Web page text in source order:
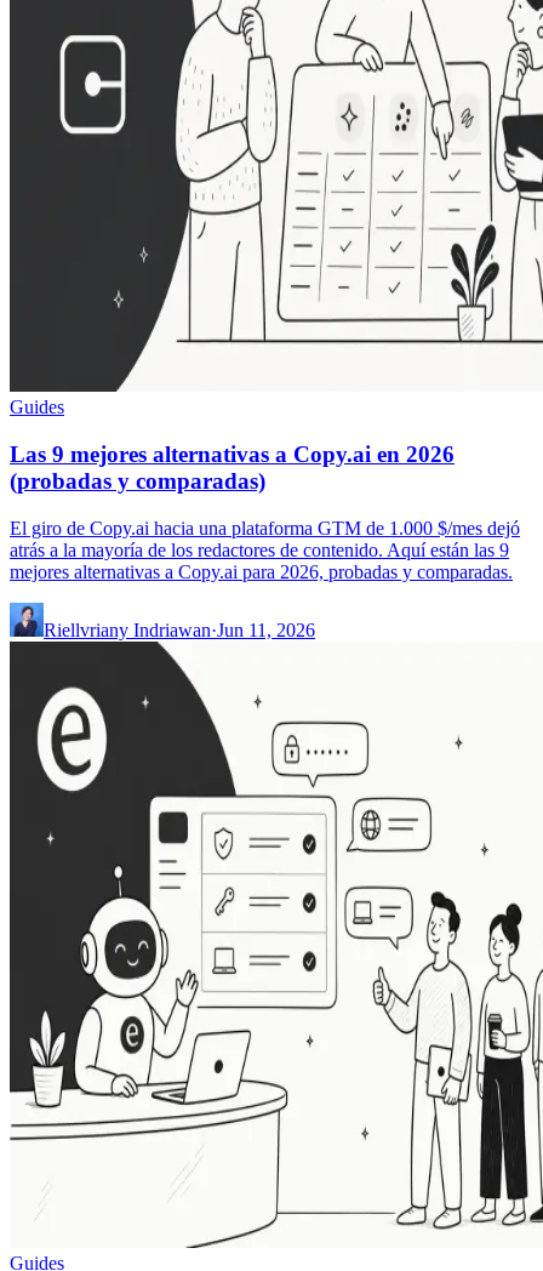
Guides
Las 9 mejores alternativas a Copy.ai en 2026
(probadas y comparadas)
El giro de Copy.ai hacia una plataforma GTM de 1.000 $/mes dejó
atrás a la mayoría de los redactores de contenido. Aquí están las 9
mejores alternativas a Copy.ai para 2026, probadas y comparadas.
Riellvriany Indriawan·Jun 11, 2026
Guides